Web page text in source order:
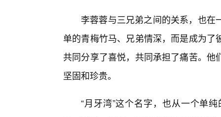
李蓉蓉与三兄弟之间的关系，也在
单的青梅竹马、兄弟情深，而是成为
共同分享了喜悦，共同承担了痛苦。
坚固和珍贵。
“月牙湾”这个名字，也从一个单